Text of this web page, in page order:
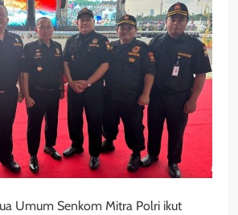
Umum Senkom Mitra Polri ikut